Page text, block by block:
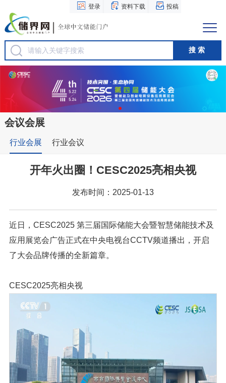
登录 资料下载 投稿
1
会议会展
行业会展 行业会议
开年火出圈！CESC2025亮相央视
发布时间：2025-01-13
近日，CESC2025 第三届国际储能大会暨智慧储能技术及
应用展览会广告正式在中央电视台CCTV频道播出，开启
了大会品牌传播的全新篇章。
CESC2025亮相央视